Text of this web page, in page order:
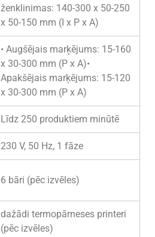
ženklinimas: 140-300 x 50-250
x 50-150 mm (I x P x A)
• Augšējais marķējums: 15-160
x 30-300 mm (P x A)•
Apakšējais marķējums: 15-120
x 30-300 mm (P x A)
Līdz 250 produktiem minūtē
230 V, 50 Hz, 1 fāze
6 bāri (pēc izvēles)
dažādi termopārneses printeri
(pēc izvēles)